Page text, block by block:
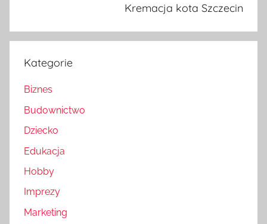
Kremacja kota Szczecin
Kategorie
Biznes
Budownictwo
Dziecko
Edukacja
Hobby
Imprezy
Marketing